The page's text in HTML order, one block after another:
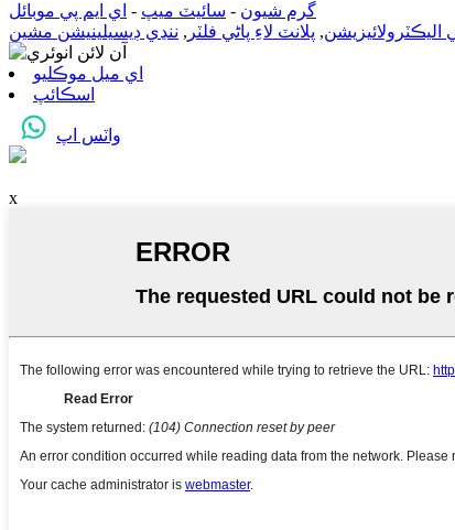
گرم شيون - سائيٽ ميپ - اي ايم پي موبائل
, پلانٽ لاءِ پاڻي فلٽر , ننڍي ڊيسيلينيشن مشين
اي ميل موڪليو
اسڪائپ
واٽس اپ
x